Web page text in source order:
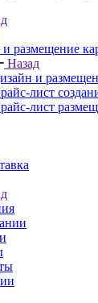
размещение
Назад
и
лист
лист